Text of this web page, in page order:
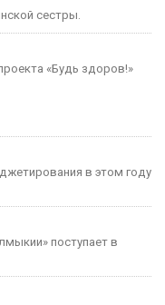
сестры.
«Будь здоров!»
в этом году
поступает в